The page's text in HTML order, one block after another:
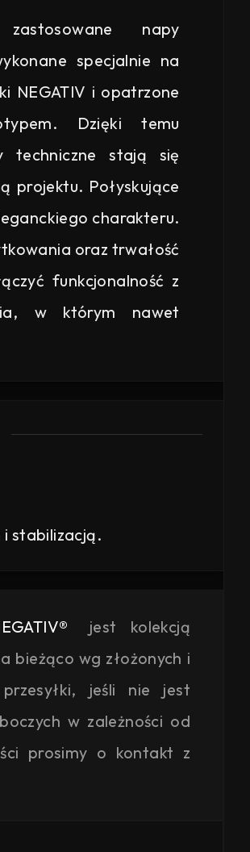
napy
specjalnie na
NEGATIV i opatrzone
Dzięki temu
techniczne stają się
projektu. Połyskujące
charakteru.
oraz trwałość
funkcjonalność z
w którym nawet
i stabilizacją.
jest kolekcją
bieżąco wg złożonych i
jeśli nie jest
w zależności od
prosimy o kontakt z